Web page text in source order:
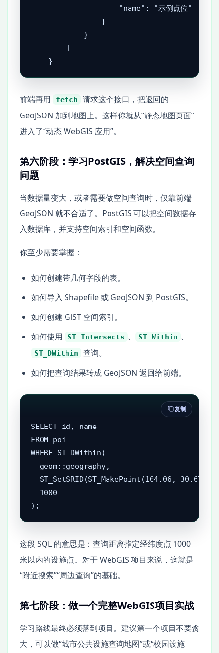
                    "name": "示例点位"
                }
            }
        ]
    }
前端再用 fetch
请求这个接口，把返回的
GeoJSON 加到地图上。这样你就从“静态地图页面”
进入了“动态 WebGIS 应用”。
第六阶段：学习PostGIS，解决空间查询
问题
当数据量变大，或者需要做空间查询时，仅靠前端
GeoJSON 就不合适了。PostGIS 可以把空间数据存
入数据库，并支持空间索引和空间函数。
你至少需要掌握：
如何创建带几何字段的表。
如何导入 Shapefile 或 GeoJSON 到 PostGIS。
如何创建 GiST 空间索引。
如何使用
ST_Intersects 、 ST_Within 、
ST_DWithin
查询。
如何把查询结果转成 GeoJSON 返回给前端。
SELECT id, name
FROM poi
WHERE ST_DWithin(
  geom::geography,
ST_SetSRID(ST_MakePoint(104.06, 30.67),
  1000
);
复制
这段 SQL 的意思是：查询距离指定经纬度点 1000
米以内的设施点。对于 WebGIS 项目来说，这就是
“附近搜索”“周边查询”的基础。
第七阶段：做一个完整WebGIS项目实战
学习路线最终必须落到项目。建议第一个项目不要贪
大，可以做“城市公共设施查询地图”或“校园设施